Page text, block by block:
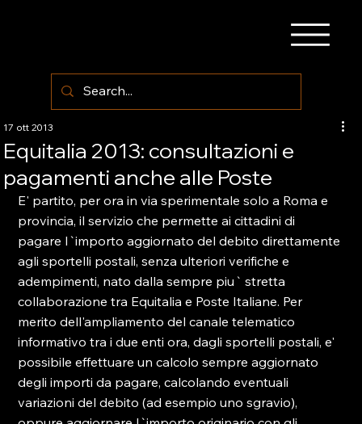
Equitalia 2013: consultazioni e
pagamenti anche alle Poste
17 ott 2013
E' partito, per ora in via sperimentale solo a Roma e
provincia, il servizio che permette ai cittadini di
pagare l`importo aggiornato del debito direttamente
agli sportelli postali, senza ulteriori verifiche e
adempimenti, nato dalla sempre piu` stretta
collaborazione tra Equitalia e Poste Italiane. Per
merito dell'ampliamento del canale telematico
informativo tra i due enti ora, dagli sportelli postali, e'
possibile effettuare un calcolo sempre aggiornato
degli importi da pagare, calcolando eventuali
variazioni del debito (ad esempio uno sgravio),